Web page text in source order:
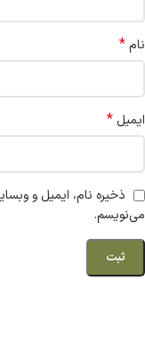
نام*
ایمیل *
ذخیره نام، ایمیل و
می‌نویسم.